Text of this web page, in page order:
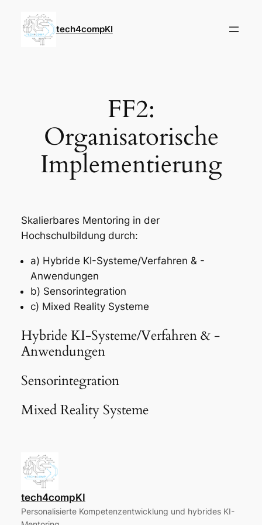
content
tech4compKI
FF2:
Organisatorische
Implementierung
Skalierbares Mentoring in der
Hochschulbildung durch:
a) Hybride KI-Systeme/Verfahren & -
Anwendungen
b) Sensorintegration
c) Mixed Reality Systeme
Hybride KI-Systeme/Verfahren & -
Anwendungen
Sensorintegration
Mixed Reality Systeme
tech4compKI
Personalisierte Kompetenzentwicklung und hybrides KI-